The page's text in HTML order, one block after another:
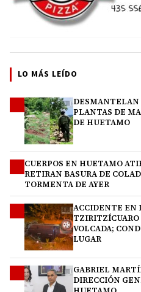
LO MÁS LEÍDO
PLANTAS DE
DE HUETAMO
CUERPOS EN HUETAMO
RETIRAN BASURA DE
TORMENTA DE AYER
ACCIDENTE EN
VOLCADA;
LUGAR
GABRIEL
DIRECCIÓN